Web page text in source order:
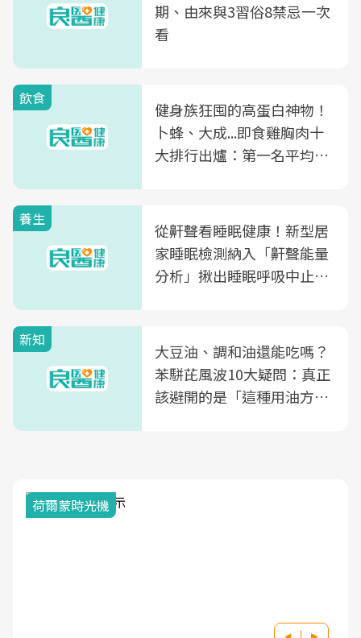
期、由來與3習俗8禁忌一次
看
飲食
健身族狂囤的高蛋白神物！
卜蜂、大成...即食雞胸肉十
大排行出爐：第一名平均一
養生
從鼾聲看睡眠健康！新型居
家睡眠檢測納入「鼾聲能量
分析」揪出睡眠呼吸中止症
新知
大豆油、調和油還能吃嗎？
苯駢芘風波10大疑問：真正
該避開的是「這種用油方
荷爾蒙時光機